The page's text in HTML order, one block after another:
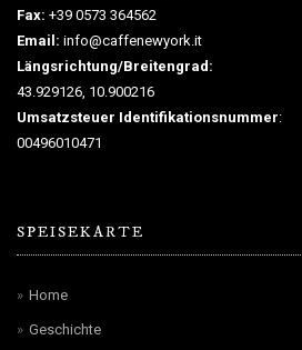
Fax: +39 0573 364562
Email: info@caffenewyork.it
Längsrichtung/Breitengrad:
43.929126, 10.900216
Umsatzsteuer Identifikationsnummer:
00496010471
SPEISEKARTE
Home
Geschichte